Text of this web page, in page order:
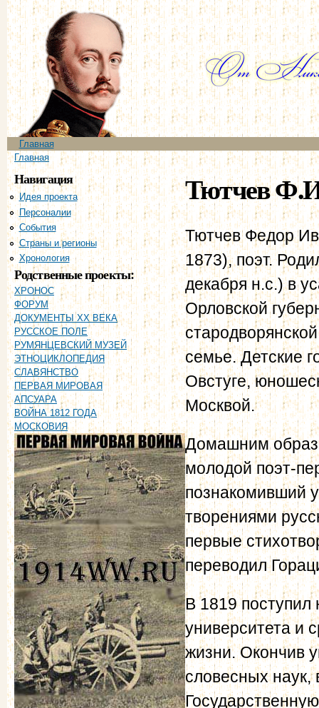
Главное меню
Главная
Вы здесь
Главная
Навигация
Идея проекта
Персоналии
События
Страны и регионы
Хронология
Родственные проекты:
ХРОНОС
ФОРУМ
ДОКУМЕНТЫ XX ВЕКА
РУССКОЕ ПОЛЕ
РУМЯНЦЕВСКИЙ МУЗЕЙ
ЭТНОЦИКЛОПЕДИЯ
СЛАВЯНСТВО
ПЕРВАЯ МИРОВАЯ
АПСУАРА
ВОЙНА 1812 ГОДА
МОСКОВИЯ
Тютчев
Тютчев Федор
1873), поэт.
декабря н.с.) в
Орловской
семье. Детские
Овстуге,
Москвой.
Домашним
молодой поэт-
познакомивший
творениями
первые
переводил
В 1819 поступил
университета и
жизни. Окончив
словесных наук,